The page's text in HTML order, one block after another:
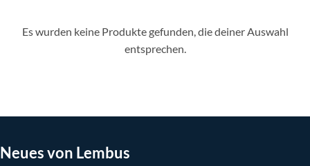
Es wurden keine Produkte gefunden, die deiner Auswahl
entsprechen.
Neues von Lembus